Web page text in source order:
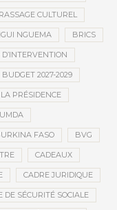
CULTUREL
NGUEMA BRICS
BUDGET 2027-2029
PRÉSIDENCE
FASO BVG
CADEAUX
CADRE JURIDIQUE
DE SÉCURITÉ SOCIALE